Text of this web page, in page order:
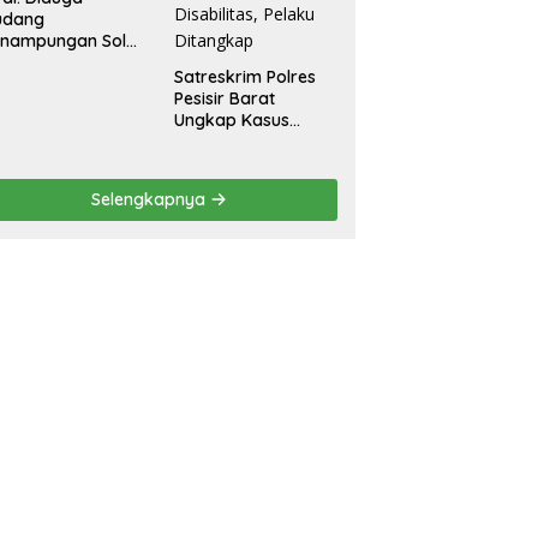
Solar
Satreskrim Polres
Pesisir Barat
Ungkap Kasus
Penyandang
Disabilitas, Pelaku
Ditangkap
Selengkapnya